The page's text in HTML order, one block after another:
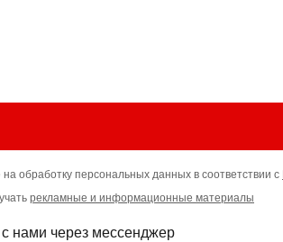
обработку персональных данных в соответствии с
рекламные и информационные материалы
нами через мессенджер